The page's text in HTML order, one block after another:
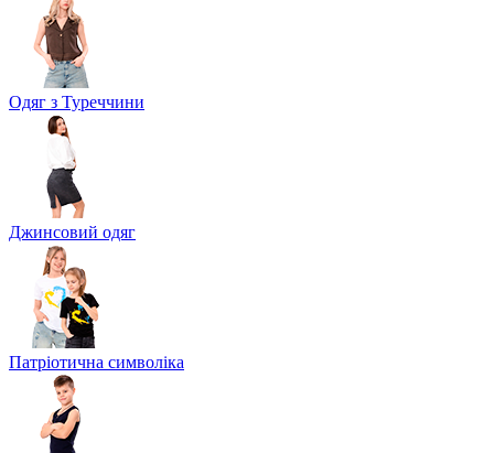
Одяг з Туреччини
Джинсовий одяг
Патріотична символіка